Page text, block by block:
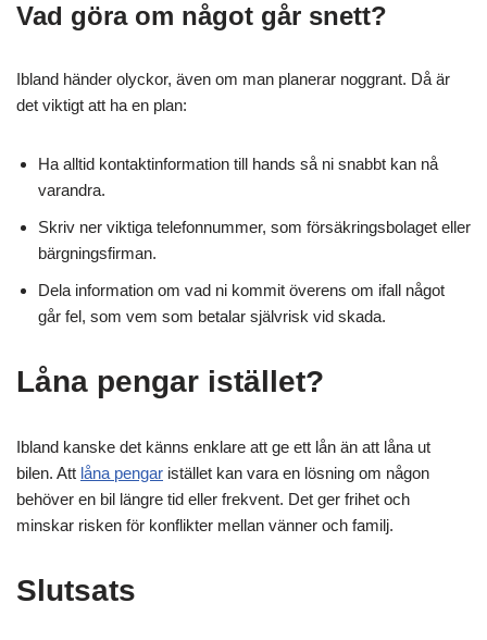
Vad göra om något går snett?
Ibland händer olyckor, även om man planerar noggrant. Då är
det viktigt att ha en plan:
Ha alltid kontaktinformation till hands så ni snabbt kan nå
varandra.
Skriv ner viktiga telefonnummer, som försäkringsbolaget eller
bärgningsfirman.
Dela information om vad ni kommit överens om ifall något
går fel, som vem som betalar självrisk vid skada.
Låna pengar istället?
Ibland kanske det känns enklare att ge ett lån än att låna ut
bilen. Att låna pengar istället kan vara en lösning om någon
behöver en bil längre tid eller frekvent. Det ger frihet och
minskar risken för konflikter mellan vänner och familj.
Slutsats